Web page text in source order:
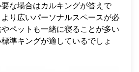
な場合はカルキングが答えで
り広いパーソナルスペースが必
ペットも一緒に寝ることが多い
準キングが適しているでしょ